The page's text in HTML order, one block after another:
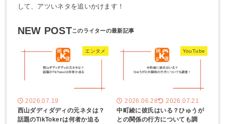
して、アツいネタを追いかけます！
NEW POST
エンタメ
2026.07.19
西山ダディダディの元ネタは？
話題のTikTokerは何者か迫る
YouTube
2026.06.28 2026.07.21
中町綾に彼氏はいる？ひゅうが
との関係の行方についても調